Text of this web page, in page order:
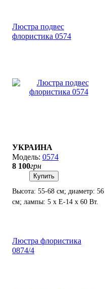
Люстра подвес
флористика 0574
УКРАИНА
0574
8 100грн
Купить
Высота: 55-68 см; диаметр: 56
см; лампы: 5 х Е-14 х 60 Вт.
Люстра флористика
0874/4